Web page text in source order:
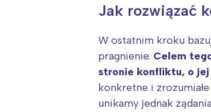
Jak rozwiązać
W ostatnim kroku
pragnienie. Celem
stronie konfliktu, o jej
konkretne i
unikamy jednak